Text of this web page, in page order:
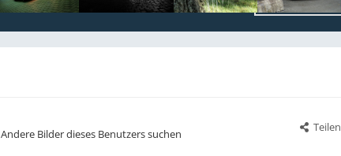
Andere Bilder dieses Benutzers suchen
Teilen